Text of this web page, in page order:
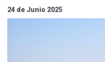
24 de Junio 2025